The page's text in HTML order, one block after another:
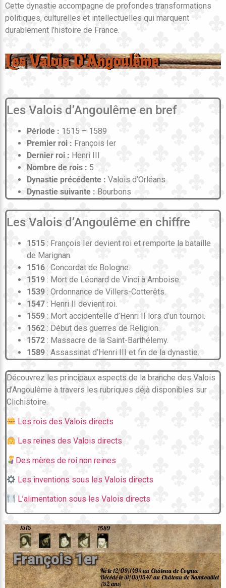
Cette dynastie accompagne de profondes transformations
politiques, culturelles et intellectuelles qui marquent
durablement l’histoire de France.
Les Valois D'Angoulême
Les Valois d’Angoulême en bref
Période : 1515 – 1589
Premier roi : François Ier
Dernier roi : Henri III
Nombre de rois : 5
Dynastie précédente : Valois d’Orléans
Dynastie suivante : Bourbons
Les Valois d’Angoulême en chiffre
1515 : François Ier devient roi et remporte la bataille
de Marignan.
1516 : Concordat de Bologne.
1519 : Mort de Léonard de Vinci à Amboise.
1539 : Ordonnance de Villers-Cotterêts.
1547 : Henri II devient roi.
1559 : Mort accidentelle d’Henri II lors d’un tournoi.
1562 : Début des guerres de Religion.
1572 : Massacre de la Saint-Barthélemy.
1589 : Assassinat d’Henri III et fin de la dynastie.
Découvrez les principaux aspects de la branche des Valois
d’Angoulême à travers les rubriques déjà disponibles sur
Clichistoire.
Les rois des Valois directs
Les reines des Valois directs
Des mères de roi non reines
Les inventions sous les Valois directs
L’alimentation sous les Valois directs
François 1er Henri II François II Charles IX Henri III
1515 1589
Charles IV
François 1er
Né le 12/09/1494 au Château de Cognac
Décédé le 31/03/1547 au Château de Rambouillet
(52 ans)